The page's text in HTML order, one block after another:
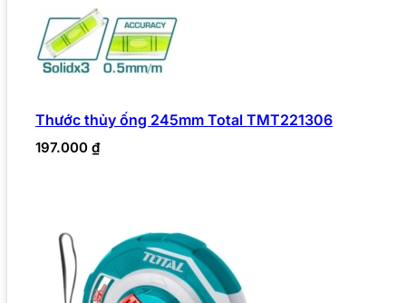
Thước thủy ống 245mm Total TMT221306
197.000 ₫